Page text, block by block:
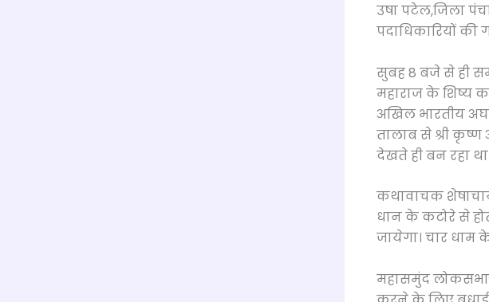
उषा पटेल,जिला
पदाधिकारियों की
सुबह 8 बजे से ही
महाराज के शिष्य
अखिल भारतीय
तालाब से श्री
देखते ही बन रहा
कथावाचक
धान के कटोरे से
जायेगा। चार धाम
महासमुंद लोकसभा